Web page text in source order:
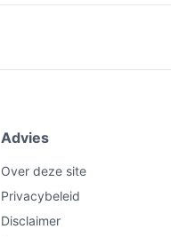
Advies
Over deze site
Privacybeleid
Disclaimer